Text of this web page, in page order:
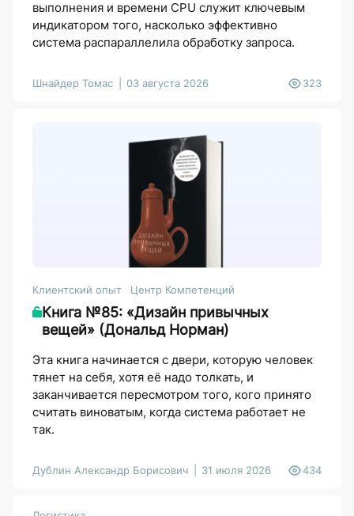
выполнения и времени CPU служит ключевым
индикатором того, насколько эффективно
система распараллелила обработку запроса.
Шнайдер Томас 03 августа 2026 323
Клиентский опыт Центр Компетенций
Книга №85: «Дизайн привычных
вещей» (Дональд Норман)
Эта книга начинается с двери, которую человек
тянет на себя, хотя её надо толкать, и
заканчивается пересмотром того, кого принято
считать виноватым, когда система работает не
так.
Дублин Александр Борисович 31 июля 2026 434